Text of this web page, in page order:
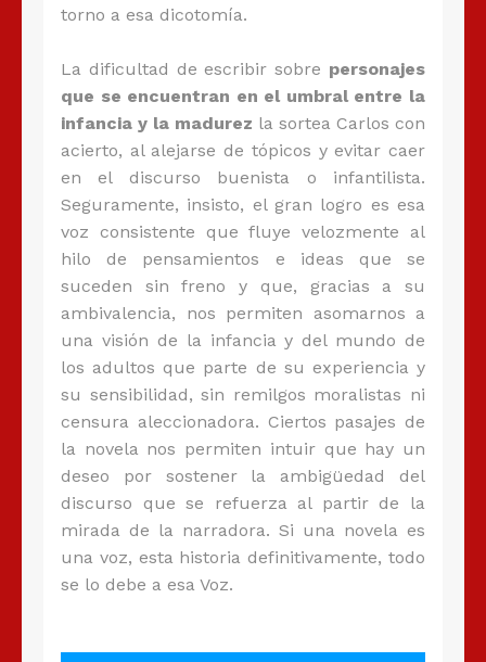
torno a esa dicotomía.
La dificultad de escribir sobre personajes
que se encuentran en el umbral entre la
infancia y la madurez la sortea Carlos con
acierto, al alejarse de tópicos y evitar caer
en el discurso buenista o infantilista.
Seguramente, insisto, el gran logro es esa
voz consistente que fluye velozmente al
hilo de pensamientos e ideas que se
suceden sin freno y que, gracias a su
ambivalencia, nos permiten asomarnos a
una visión de la infancia y del mundo de
los adultos que parte de su experiencia y
su sensibilidad, sin remilgos moralistas ni
censura aleccionadora. Ciertos pasajes de
la novela nos permiten intuir que hay un
deseo por sostener la ambigüedad del
discurso que se refuerza al partir de la
mirada de la narradora. Si una novela es
una voz, esta historia definitivamente, todo
se lo debe a esa Voz.